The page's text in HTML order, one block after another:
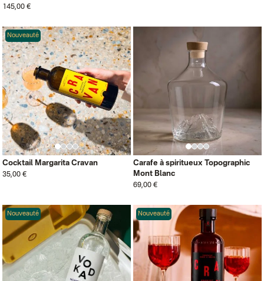
145,00 €
Nouveauté
Cocktail Margarita Cravan
35,00 €
Carafe à spiritueux Topographic
Mont Blanc
69,00 €
Nouveauté Nouveauté